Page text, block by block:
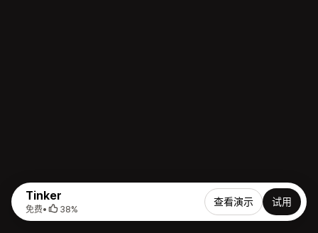
Tinker
免费• 38%
查看演示 试用